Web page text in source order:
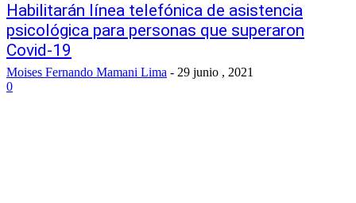
Habilitarán línea telefónica de asistencia
psicológica para personas que superaron
Covid-19
Moises Fernando Mamani Lima - 29 junio , 2021
0